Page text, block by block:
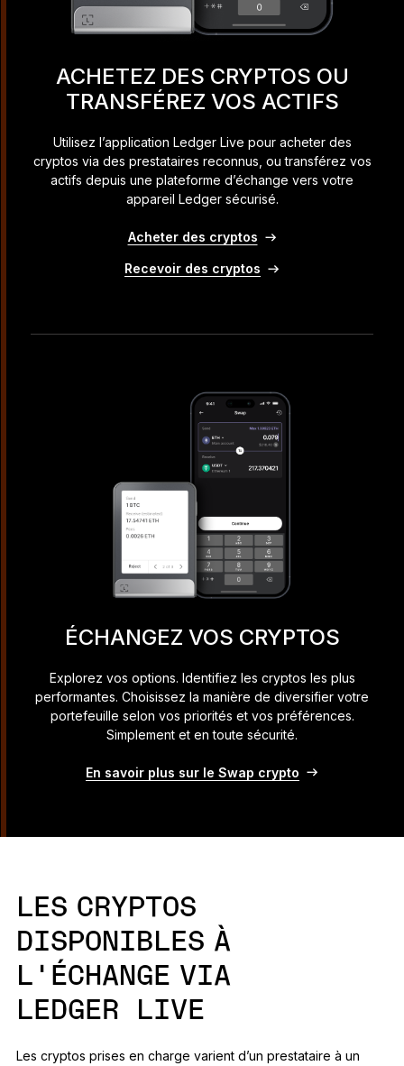
ACHETEZ DES CRYPTOS OU
TRANSFÉREZ VOS ACTIFS
Utilisez l’application Ledger Live pour acheter des
cryptos via des prestataires reconnus, ou transférez vos
actifs depuis une plateforme d’échange vers votre
appareil Ledger sécurisé.
Acheter des cryptos
Recevoir des cryptos
ÉCHANGEZ VOS CRYPTOS
Explorez vos options. Identifiez les cryptos les plus
performantes. Choisissez la manière de diversifier votre
portefeuille selon vos priorités et vos préférences.
Simplement et en toute sécurité.
En savoir plus sur le Swap crypto
LES CRYPTOS
DISPONIBLES À
L’ÉCHANGE VIA
LEDGER LIVE
Les cryptos prises en charge varient d’un prestataire à un